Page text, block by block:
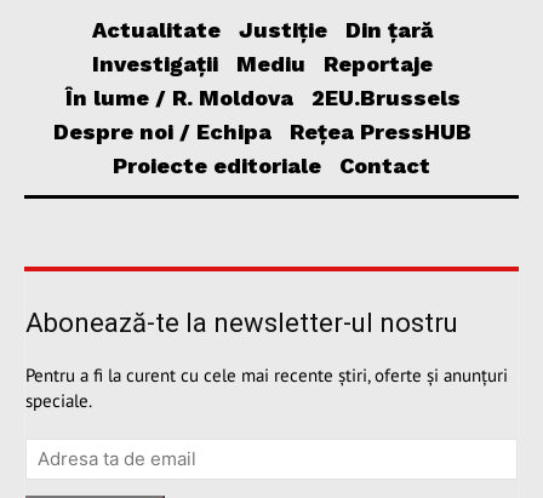
Actualitate Justiție
Din țară
Investigații
Mediu
Reportaje
În lume / R. Moldova
2EU.Brussels
Despre noi / Echipa
Rețea PressHUB
Proiecte editoriale
Contact
Abonează-te la newsletter-ul nostru
Pentru a fi la curent cu cele mai recente știri, oferte și anunțuri
speciale.